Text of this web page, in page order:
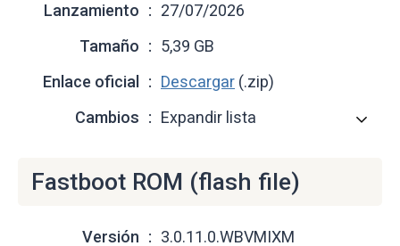
Lanzamiento
27/07/2026
Tamaño
5,39 GB
Enlace oficial
Descargar (.zip)
Cambios
Expandir lista
Fastboot ROM (flash file)
Versión
3.0.11.0.WBVMIXM